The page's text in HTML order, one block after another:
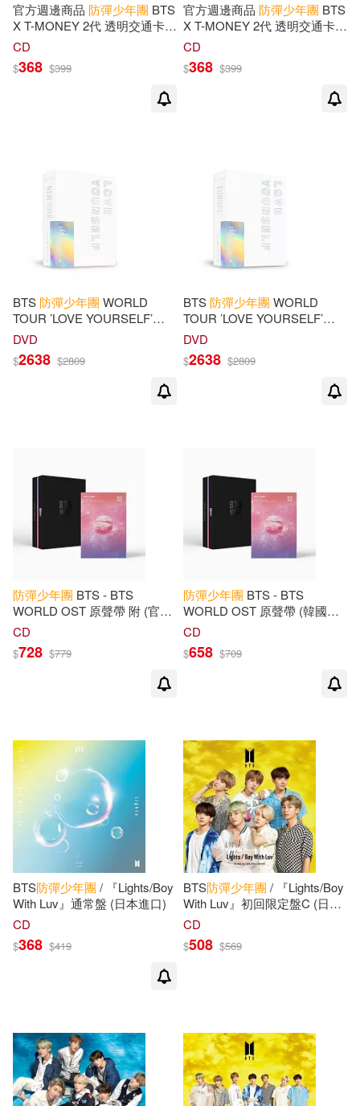
官方週邊商品 防彈少年團 BTS
X T-MONEY 2代 透明交通卡
地鐵卡- [JIMIN] (韓國進口版)
CD
$368 $399
官方週邊商品 防彈少年團 BTS
X T-MONEY 2代 透明交通卡
地鐵卡 [J-HOPE] (韓國進口版)
CD
$368 $399
BTS 防彈少年團 WORLD
TOUR ’LOVE YOURSELF’
NEW YORK 紐約場 BLU-RAY
DVD
$2638 $2809
BTS 防彈少年團 WORLD
TOUR ’LOVE YOURSELF’
EUROPE 歐洲場 BLU-RAY 藍
DVD
$2638 $2809
防彈少年團 BTS - BTS
WORLD OST 原聲帶 附 (官方
特典: BTS LOGO 鑰匙圈) (韓
CD
$728 $779
防彈少年團 BTS - BTS
WORLD OST 原聲帶 (韓國進
口版)
CD
$658 $709
BTS防彈少年團 / 『Lights/Boy
With Luv』通常盤 (日本進口)
CD
$368 $419
BTS防彈少年團 / 『Lights/Boy
With Luv』初回限定盤C (日本
進口)
CD
$508 $569